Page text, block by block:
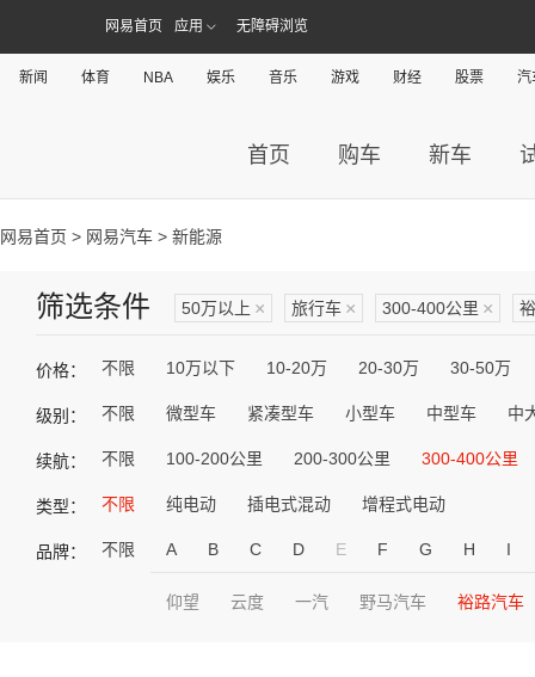
网易首页 应用 无障碍浏览
新闻 体育 NBA 娱乐 音乐 游戏 财经 股票 汽
首页 购车 新车
网易首页 > 网易汽车 > 新能源
筛选条件 50万以上 × 旅行车 × 300-400公里 ×
价格： 不限 10万以下 10-20万 20-30万 30-50万
级别： 不限 微型车 紧凑型车 小型车 中型车 中
续航： 不限 100-200公里 200-300公里 300-400公里
类型： 不限 纯电动 插电式混动 增程式电动
品牌： 不限 A B C D E F G H I
仰望 云度 一汽 野马汽车 裕路汽车